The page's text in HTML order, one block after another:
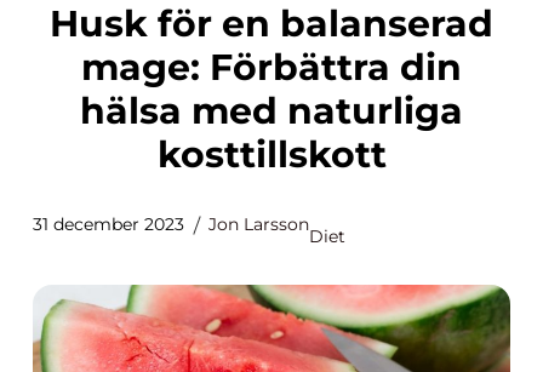
Husk för en balanserad
mage: Förbättra din
hälsa med naturliga
kosttillskott
31 december 2023 Jon Larsson
Diet